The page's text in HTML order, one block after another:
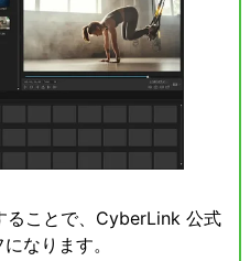
ることで、CyberLink 公式
なります。